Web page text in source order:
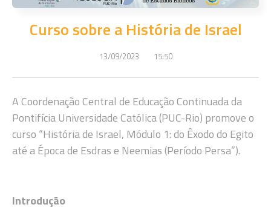
Curso sobre a História de Israel
13/09/2023 15:50
A Coordenação Central de Educação Continuada da
Pontifícia Universidade Católica (PUC-Rio) promove o
curso “História de Israel, Módulo 1: do Êxodo do Egito
até a Época de Esdras e Neemias (Período Persa”).
Introdução